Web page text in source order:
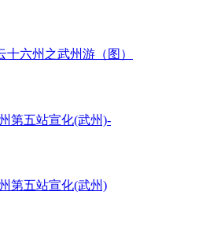
六州之武州游（图）
第五站宣化(武州)-
第五站宣化(武州)